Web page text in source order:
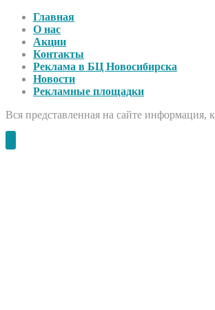
Главная
О нас
Акции
Контакты
Реклама в БЦ Новосибирска
Новости
Рекламные площадки
Вся представленная на сайте